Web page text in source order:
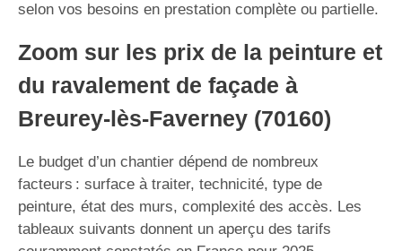
selon vos besoins en prestation complète ou partielle.
Zoom sur les prix de la peinture et
du ravalement de façade à
Breurey-lès-Faverney (70160)
Le budget d’un chantier dépend de nombreux
facteurs : surface à traiter, technicité, type de
peinture, état des murs, complexité des accès. Les
tableaux suivants donnent un aperçu des tarifs